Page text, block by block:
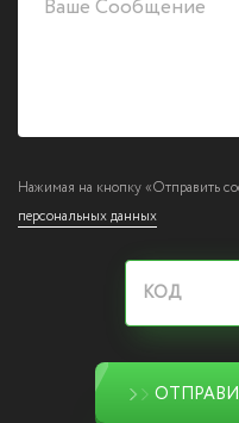
Нажимая на кнопку «Отправить
персональных данных